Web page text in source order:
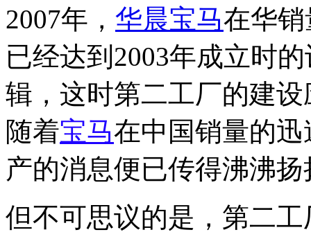
2007年， 华晨宝马在华
已经达到2003年成立时
辑，这时第二工厂的建
随着宝马在中国销量的
产的消息便已传得沸沸扬
但不可思议的是，第二